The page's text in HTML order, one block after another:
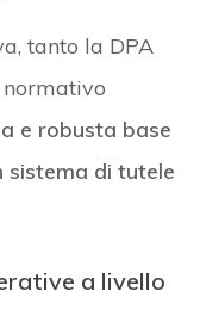
tanto la DPA
e robusta base
sistema di tutele
a livello